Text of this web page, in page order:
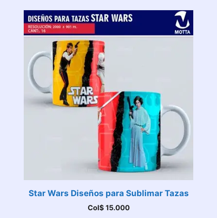
Star Wars Diseños para Sublimar Tazas
Col$ 15.000